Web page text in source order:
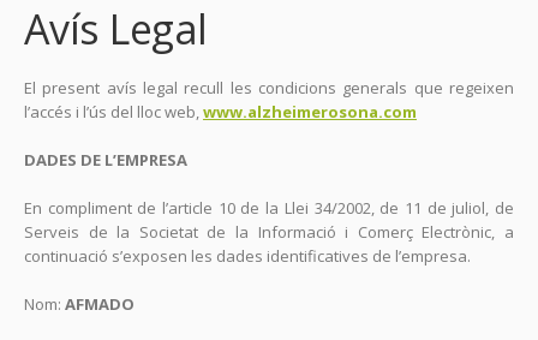
Avís Legal
El present avís legal recull les condicions generals que regeixen
l’accés i l’ús del lloc web,www.alzheimerosona.com
DADES DE L’EMPRESA
En compliment de l’article 10 de la Llei 34/2002, de 11 de juliol, de
Serveis de la Societat de la Informació i Comerç Electrònic, a
continuació s’exposen les dades identificatives de l’empresa.
Nom: AFMADO